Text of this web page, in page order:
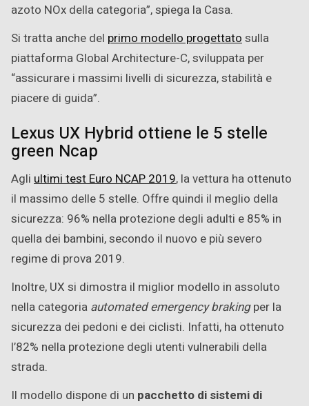
azoto NOx della categoria”, spiega la Casa.
Si tratta anche del primo modello progettatosulla
piattaforma Global Architecture-C, sviluppata per
“assicurare i massimi livelli di sicurezza, stabilità e
piacere di guida”.
Lexus UX Hybrid ottiene le 5 stelle
green Ncap
Agli ultimi test Euro NCAP 2019, la vettura ha ottenuto
il massimo delle 5 stelle. Offre quindi il meglio della
sicurezza: 96% nella protezione degli adulti e 85% in
quella dei bambini, secondo il nuovo e più severo
regime di prova 2019.
Inoltre, UX si dimostra il miglior modello in assoluto
nella categoria automated emergency brakingper la
sicurezza dei pedoni e dei ciclisti. Infatti, ha ottenuto
l’82% nella protezione degli utenti vulnerabili della
strada.
Il modello dispone di un pacchetto di sistemi di